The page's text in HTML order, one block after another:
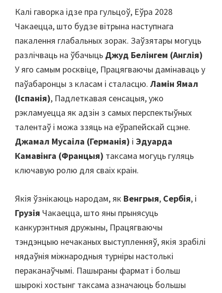
Калі гаворка ідзе пра гульцоў, Еўра 2028
Чакаецца, што будзе вітрына наступнага
пакалення глабальных зорак. Заўзятары могуць
разлічваць на ўбачыць Джуд Белінгем (Англія)
У яго самым росквіце, Працягваючы дамінаваць у
паўабаронцы з класам і сталасцю. Ламін Ямал
(Іспанія), Падлеткавая сенсацыя, ужо
рэкламуецца як адзін з самых перспектыўных
талентаў і можа ззяць на еўрапейскай сцэне.
Джамал Мусаіла (Германія) і Эдуарда
Камавінга (Францыя) таксама могуць гуляць
ключавую ролю для сваіх краін.
Якія ўзнікаюць народам, як Венгрыя, Сербія, і
Грузія Чакаецца, што яны прынясуць
канкурэнтныя дружыны, Працягваючы
тэндэнцыю нечаканых выступленняў, якія зрабілі
нядаўнія міжнародныя турніры настолькі
пераканаўчымі. Пашыраны фармат і больш
шырокі хостынг таксама азначаюць большы